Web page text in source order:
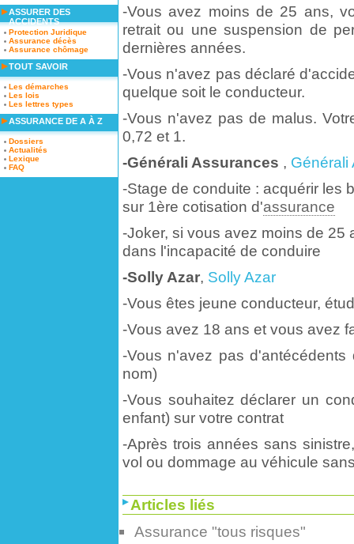
-Vous avez moins de 25 ans,
retrait ou une suspension de
dernières années.
-Vous n'avez pas déclaré
quelque soit le conducteur.
-Vous n'avez pas de malus.
0,72 et 1.
-Générali Assurances , Générali
-Stage de conduite : acquérir les
sur 1ère cotisation d'assurance
-Joker, si vous avez moins de 25
dans l'incapacité de conduire
-Solly Azar, Solly Azar
-Vous êtes jeune conducteur,
-Vous avez 18 ans et vous avez
-Vous n'avez pas d'antécédents
nom)
-Vous souhaitez déclarer un
enfant) sur votre contrat
-Après trois années sans
vol ou dommage au véhicule
Articles liés
Assurance "tous risques"
ASSURER DES
ACCIDENTS
Protection Juridique
Assurance décès
Assurance chômage
TOUT SAVOIR
Les démarches
Les lois
Les lettres types
ASSURANCE DE A À Z
Dossiers
Actualités
Lexique
FAQ